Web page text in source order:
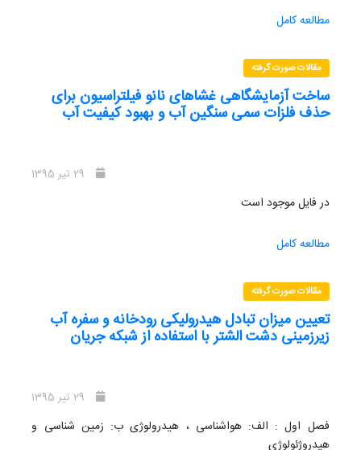
قرار گرفتـه اسـت . اسـتان لرسـتان ،از
از شرق به اسـتان اصـفهان و از غـرب بـه
استان لرستان به تفک یک شهرستان در ا یران
را نشان می دهد
مطالعه کامل
مقالات صورت گرفته
ساخت آزمایشگاهی غشاهای نانو فیلتراسیون برای
حذف فلزات سمی سنگین آب و بهبود کیفیت آب
در فایل موجود است
مطالعه کامل
مقالات صورت گرفته
تعیین میزان تبادل هیدرولیکی رودخانه و سفره آب
زیرزمینی دشت الشتر با استفاده از شبکه جریان
فصل اول : الف: هواشناسی ، هیدرولوژی ب: زمین شناسی و
هیدروژئولوژی